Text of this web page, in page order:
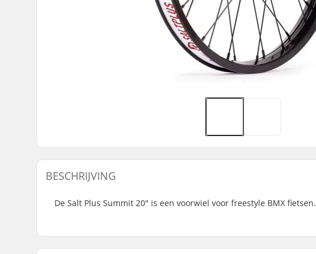
BESCHRIJVING
De Salt Plus Summit 20" is een voorwiel voor freestyle BMX fietsen.